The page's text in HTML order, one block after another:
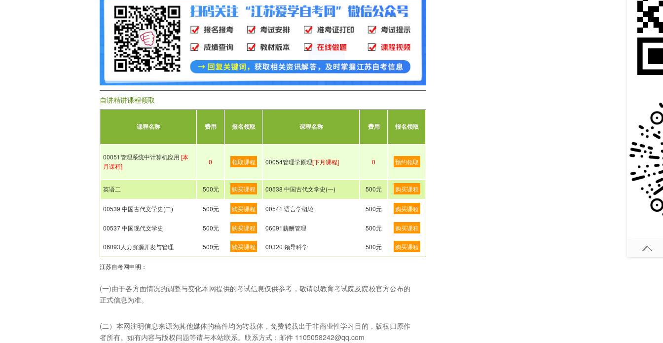
自讲精讲课程领取
课程名称 费用 报名领取 课程名称 费用 报名领取
00051管理系统中计算机应用 [本
月课程]
0 领取课程 00054管理学原理[下月课程] 0 预约领取
英语二 500元 购买课程 00538 中国古代文学史(一) 500元 购买课程
00539 中国古代文学史(二) 500元 购买课程 00541 语言学概论 500元 购买课程
00537 中国现代文学史 500元 购买课程 06091薪酬管理 500元 购买课程
06093人力资源开发与管理 500元 购买课程 00320 领导科学 500元 购买课程
江苏自考网申明：
(一)由于各方面情况的调整与变化本网提供的考试信息仅供参考，敬请以教育考试院及院校官方公布的
正式信息为准。
(二）本网注明信息来源为其他媒体的稿件均为转载体，免费转载出于非商业性学习目的，版权归原作
者所有。如有内容与版权问题等请与本站联系。联系方式：邮件 1105058242@qq.com